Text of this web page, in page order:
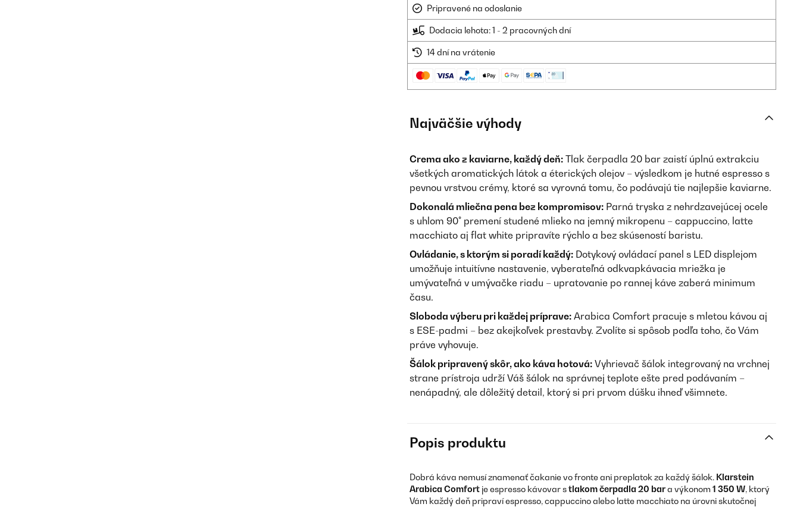
Pripravené na odoslanie
Dodacia lehota: 1 - 2 pracovných dní
14 dní na vrátenie
Najväčšie výhody
Crema ako z kaviarne, každý deň: Tlak čerpadla 20 bar zaistí úplnú extrakciu
všetkých aromatických látok a éterických olejov – výsledkom je hutné espresso s
pevnou vrstvou crémy, ktoré sa vyrovná tomu, čo podávajú tie najlepšie kaviarne.
Dokonalá mliečna pena bez kompromisov: Parná tryska z nehrdzavejúcej ocele
s uhlom 90° premení studené mlieko na jemný mikropenu – cappuccino, latte
macchiato aj flat white pripravíte rýchlo a bez skúseností baristu.
Ovládanie, s ktorým si poradí každý: Dotykový ovládací panel s LED displejom
umožňuje intuitívne nastavenie, vyberateľná odkvapkávacia mriežka je
umývateľná v umývačke riadu – upratovanie po rannej káve zaberá minimum
času.
Sloboda výberu pri každej príprave: Arabica Comfort pracuje s mletou kávou aj
s ESE-padmi – bez akejkoľvek prestavby. Zvolíte si spôsob podľa toho, čo Vám
práve vyhovuje.
Šálok pripravený skôr, ako káva hotová: Vyhrievač šálok integrovaný na vrchnej
strane prístroja udrží Váš šálok na správnej teplote ešte pred podávaním –
nenápadný, ale dôležitý detail, ktorý si pri prvom dúšku ihneď všimnete.
Popis produktu
Dobrá káva nemusí znamenať čakanie vo fronte ani preplatok za každý šálok. Klarstein
Arabica Comfort je espresso kávovar stlakom čerpadla 20 bara výkonom 1 350 W, ktorý
Vám každý deň pripraví espresso, cappuccino alebo latte macchiato na úrovni skutočnej